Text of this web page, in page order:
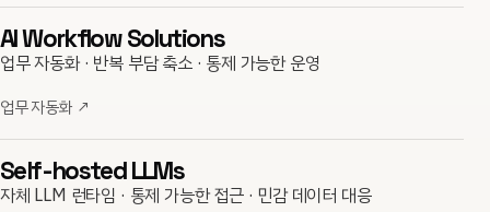
AI Workflow Solutions
업무 자동화 · 반복 부담 축소 · 통제 가능한 운영
업무 자동화 ↗
Self-hosted LLMs
자체 LLM 런타임 · 통제 가능한 접근 · 민감 데이터 대응